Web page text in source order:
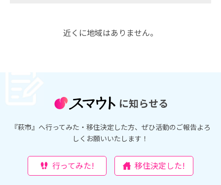
近くに地域はありません。
に知らせる
『萩市』へ行ってみた・移住決定した方、ぜひ活動のご報告よろ
しくお願いいたします！
行ってみた! 移住決定した!